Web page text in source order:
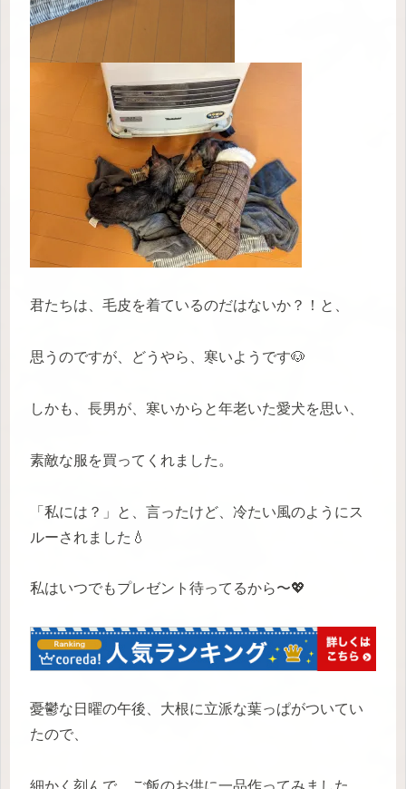
君たちは、毛皮を着ているのだはないか？！と、
思うのですが、どうやら、寒いようです🐶
しかも、長男が、寒いからと年老いた愛犬を思い、
素敵な服を買ってくれました。
「私には？」と、言ったけど、冷たい風のようにス
ルーされました💧
私はいつでもプレゼント待ってるから〜💖
憂鬱な日曜の午後、大根に立派な葉っぱがついてい
たので、